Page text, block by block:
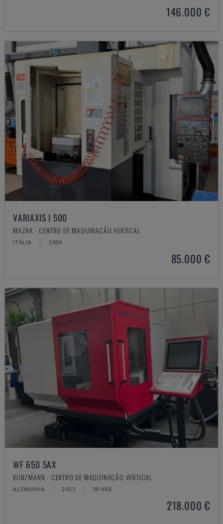
146.000 €
VARIAXIS I 500
MAZAK - CENTRO DE MAQUINAÇÃO VERTICAL
ITÁLIA 2006
85.000 €
WF 650 5AX
KUNZMANN - CENTRO DE MAQUINAÇÃO VERTICAL
ALEMANHA 2025 58 HRS
218.000 €